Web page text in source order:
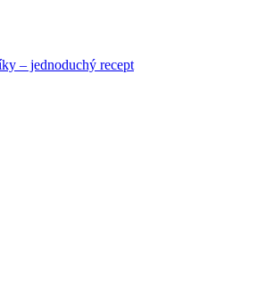
– jednoduchý recept